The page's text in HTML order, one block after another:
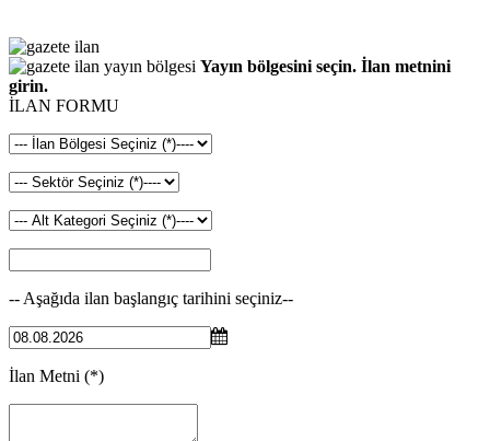
Yayın bölgesini seçin. İlan metnini
girin.
İLAN FORMU
-- Aşağıda ilan başlangıç tarihini seçiniz--
İlan Metni (*)